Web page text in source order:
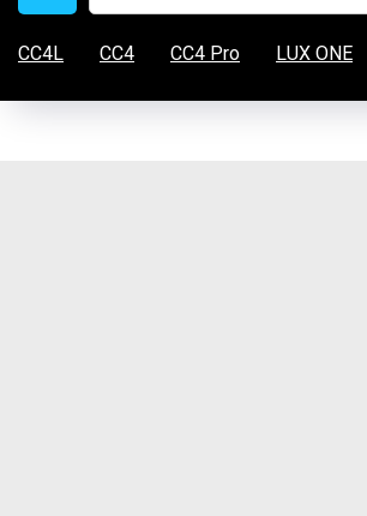
CC4L CC4 CC4 Pro LUX ONE